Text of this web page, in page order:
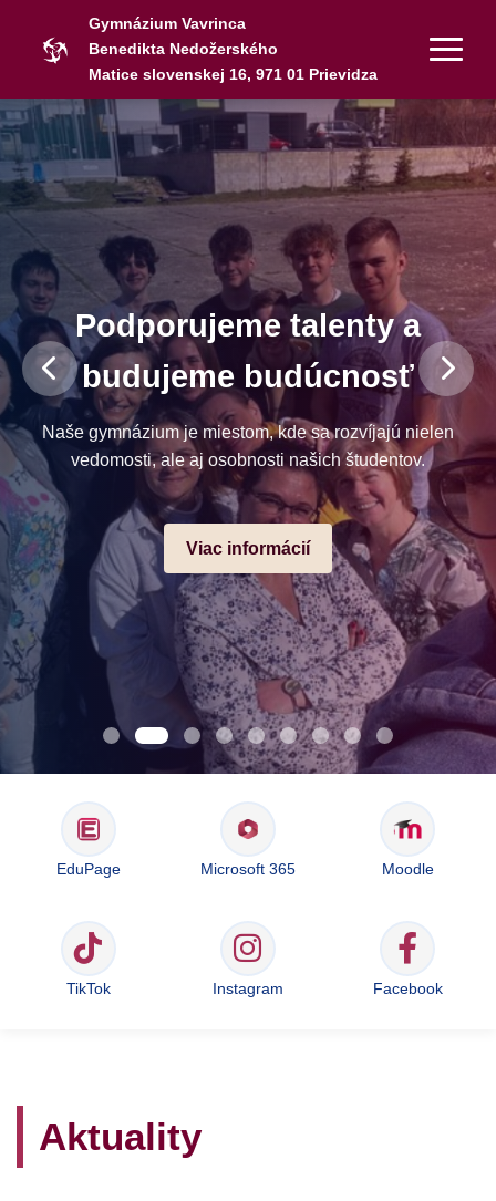
Gymnázium Vavrinca
Benedikta Nedožerského
Matice slovenskej 16, 971 01 Prievidza
Podporujeme talenty a
budujeme budúcnosť
Naše gymnázium je miestom, kde sa rozvíjajú nielen
vedomosti, ale aj osobnosti našich študentov.
Viac informácií
EduPage Microsoft 365 Moodle
TikTok Instagram Facebook
Aktuality